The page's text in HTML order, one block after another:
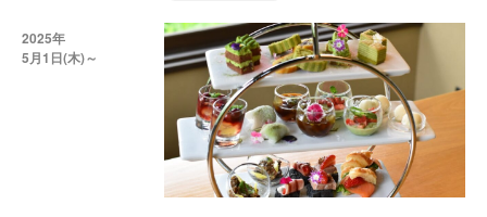
2025年
5月1日(木)～